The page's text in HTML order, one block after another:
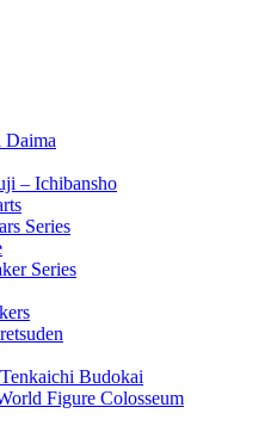
Daima
– Ichibansho
Series
Series
Budokai
Figure Colosseum